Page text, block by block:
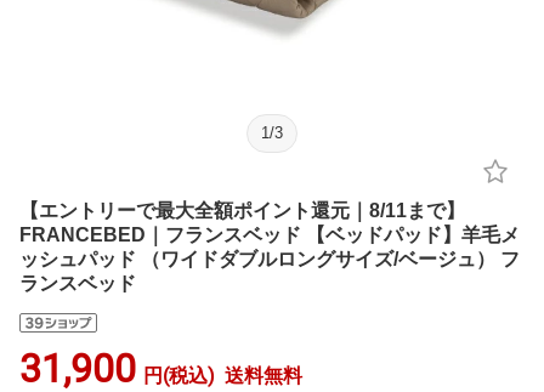
1 /3
【エントリーで最大全額ポイント還元｜8/11まで】
FRANCEBED｜フランスベッド 【ベッドパッド】羊毛メ
ッシュパッド （ワイドダブルロングサイズ/ベージュ） フ
ランスベッド
31,900 円(税込) 送料無料